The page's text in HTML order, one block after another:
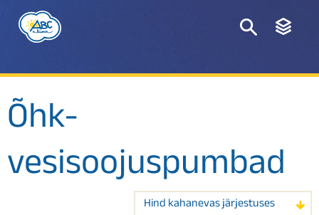
Õhk-
vesisoojuspumbad
Hind kahanevas järjestuses